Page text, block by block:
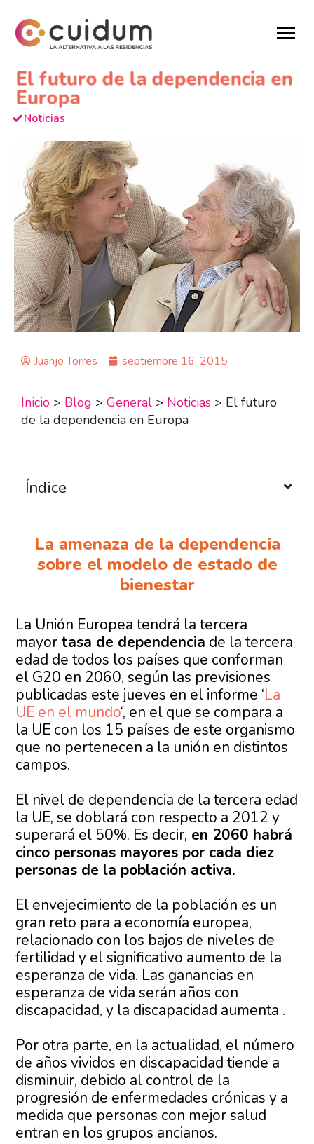
El futuro de la dependencia en
Europa
Noticias
Juanjo Torres septiembre 16, 2015
Inicio > Blog > General > Noticias > El futuro
de la dependencia en Europa
Índice
La amenaza de la dependencia
sobre el modelo de estado de
bienestar
La Unión Europea tendrá la tercera
mayor tasa de dependencia de la tercera
edad de todos los países que conforman
el G20 en 2060, según las previsiones
publicadas este jueves en el informe ‘La
UE en el mundo‘, en el que se compara a
la UE con los 15 países de este organismo
que no pertenecen a la unión en distintos
campos.
El nivel de dependencia de la tercera edad
la UE, se doblará con respecto a 2012 y
superará el 50%. Es decir, en 2060 habrá
cinco personas mayores por cada diez
personas de la población activa.
El envejecimiento de la población es un
gran reto para a economía europea,
relacionado con los bajos de niveles de
fertilidad y el significativo aumento de la
esperanza de vida. Las ganancias en
esperanza de vida serán años con
discapacidad, y la discapacidad aumenta .
Por otra parte, en la actualidad, el número
de años vividos en discapacidad tiende a
disminuir, debido al control de la
progresión de enfermedades crónicas y a
medida que personas con mejor salud
entran en los grupos ancianos.